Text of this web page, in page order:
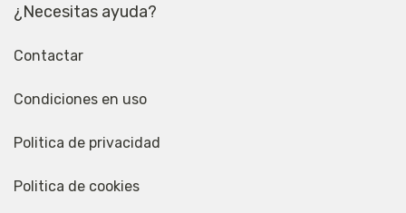
¿Necesitas ayuda?
Contactar
Condiciones en uso
Politica de privacidad
Politica de cookies